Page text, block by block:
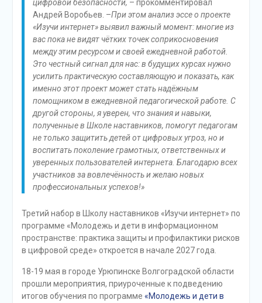
цифровой безопасности, – прокомментировал
Андрей Воробьев. –При этом анализ эссе о проекте
«Изучи интернет» выявил важный момент: многие из
вас пока не видят чётких точек соприкосновения
между этим ресурсом и своей ежедневной работой.
Это честный сигнал для нас: в будущих курсах нужно
усилить практическую составляющую и показать, как
именно этот проект может стать надёжным
помощником в ежедневной педагогической работе. С
другой стороны, я уверен, что знания и навыки,
полученные в Школе наставников, помогут педагогам
не только защитить детей от цифровых угроз, но и
воспитать поколение грамотных, ответственных и
уверенных пользователей интернета. Благодарю всех
участников за вовлечённость и желаю новых
профессиональных успехов!»
Третий набор в Школу наставников «Изучи интернет» по
программе «Молодежь и дети в информационном
пространстве: практика защиты и профилактики рисков
в цифровой среде» откроется в начале 2027 года.
18-19 мая в городе Урюпинске Волгоградской области
прошли мероприятия, приуроченные к подведению
итогов обучения по программе «Молодежь и дети в